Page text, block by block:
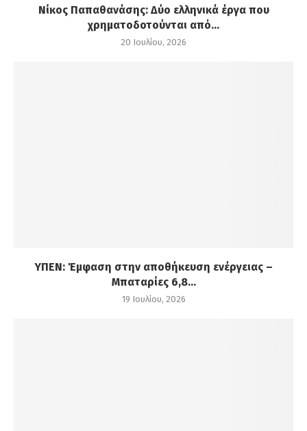
Νίκος Παπαθανάσης: Δύο ελληνικά έργα που
χρηματοδοτούνται από...
20 Ιουλίου, 2026
ΥΠΕΝ: Έμφαση στην αποθήκευση ενέργειας –
Μπαταρίες 6,8...
19 Ιουλίου, 2026